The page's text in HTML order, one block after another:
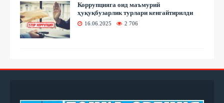
Коррупцияга оид маъмурий
ҳуқуқбузарлик турлари кенгайтирилди
16.06.2025 2 706